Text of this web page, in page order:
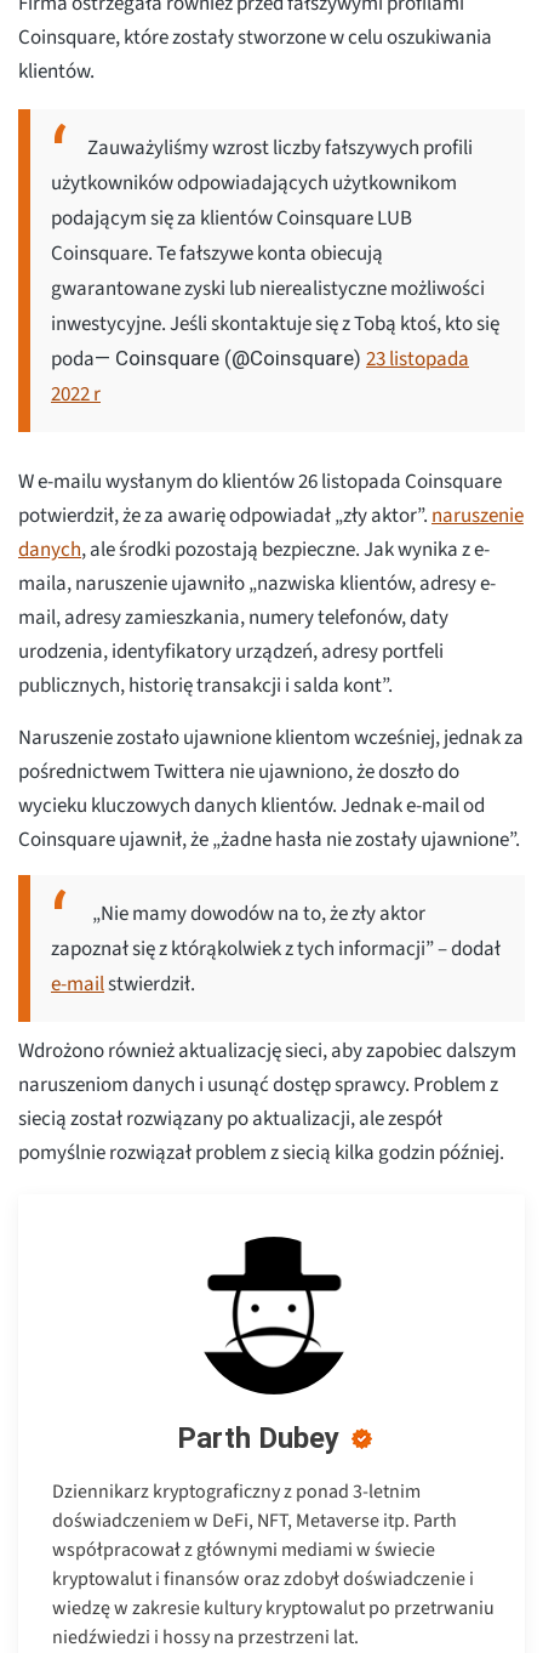
Coinsquare, które zostały stworzone w celu oszukiwania
klientów.
Zauważyliśmy wzrost liczby fałszywych profili
użytkowników odpowiadających użytkownikom
podającym się za klientów Coinsquare LUB
Coinsquare. Te fałszywe konta obiecują
gwarantowane zyski lub nierealistyczne możliwości
inwestycyjne. Jeśli skontaktuje się z Tobą ktoś, kto się
poda— Coinsquare (@Coinsquare) 23 listopada
2022 r
W e-mailu wysłanym do klientów 26 listopada Coinsquare
potwierdził, że za awarię odpowiadał „zły aktor”.naruszenie
danych, ale środki pozostają bezpieczne. Jak wynika z e-
maila, naruszenie ujawniło „nazwiska klientów, adresy e-
mail, adresy zamieszkania, numery telefonów, daty
urodzenia, identyfikatory urządzeń, adresy portfeli
publicznych, historię transakcji i salda kont”.
Naruszenie zostało ujawnione klientom wcześniej, jednak za
pośrednictwem Twittera nie ujawniono, że doszło do
wycieku kluczowych danych klientów. Jednak e-mail od
Coinsquare ujawnił, że „żadne hasła nie zostały ujawnione”.
„Nie mamy dowodów na to, że zły aktor
zapoznał się z którąkolwiek z tych informacji” – dodał
e-mailstwierdził.
Wdrożono również aktualizację sieci, aby zapobiec dalszym
naruszeniom danych i usunąć dostęp sprawcy. Problem z
siecią został rozwiązany po aktualizacji, ale zespół
pomyślnie rozwiązał problem z siecią kilka godzin później.
Parth Dubey
Dziennikarz kryptograficzny z ponad 3-letnim
doświadczeniem w DeFi, NFT, Metaverse itp. Parth
współpracował z głównymi mediami w świecie
kryptowalut i finansów oraz zdobył doświadczenie i
wiedzę w zakresie kultury kryptowalut po przetrwaniu
niedźwiedzi i hossy na przestrzeni lat.